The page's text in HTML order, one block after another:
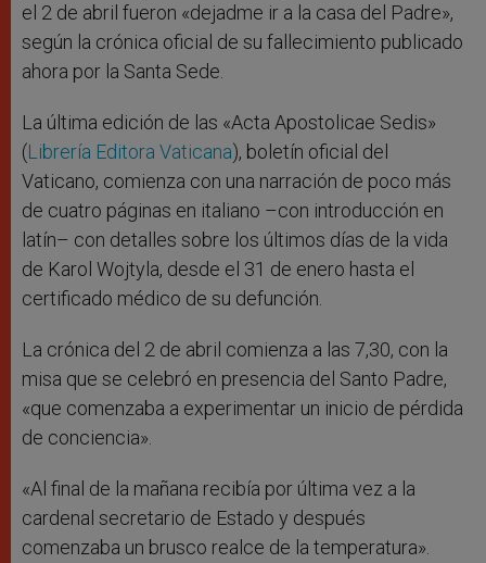
el 2 de abril fueron «dejadme ir a la casa del Padre»,
según la crónica oficial de su fallecimiento publicado
ahora por la Santa Sede.
La última edición de las «Acta Apostolicae Sedis»
(Librería Editora Vaticana), boletín oficial del
Vaticano, comienza con una narración de poco más
de cuatro páginas en italiano –con introducción en
latín– con detalles sobre los últimos días de la vida
de Karol Wojtyla, desde el 31 de enero hasta el
certificado médico de su defunción.
La crónica del 2 de abril comienza a las 7,30, con la
misa que se celebró en presencia del Santo Padre,
«que comenzaba a experimentar un inicio de pérdida
de conciencia».
«Al final de la mañana recibía por última vez a la
cardenal secretario de Estado y después
comenzaba un brusco realce de la temperatura».